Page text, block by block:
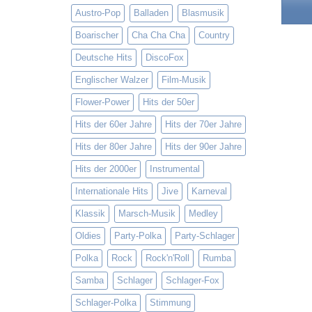
Austro-Pop Balladen Blasmusik
Boarischer Cha Cha Cha Country
Deutsche Hits DiscoFox
Englischer Walzer Film-Musik
Flower-Power Hits der 50er
Hits der 60er Jahre Hits der 70er Jahre
Hits der 80er Jahre Hits der 90er Jahre
Hits der 2000er Instrumental
Internationale Hits Jive Karneval
Klassik Marsch-Musik Medley
Oldies Party-Polka Party-Schlager
Polka Rock Rock'n'Roll Rumba
Samba Schlager Schlager-Fox
Schlager-Polka Stimmung